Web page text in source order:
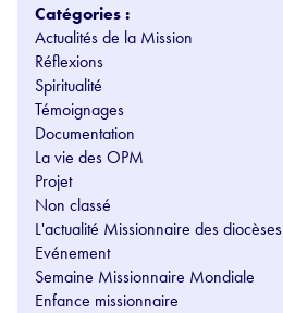
Catégories :
Actualités de la Mission
Réflexions
Spiritualité
Témoignages
Documentation
La vie des OPM
Projet
Non classé
L'actualité Missionnaire des diocèses
Evénement
Semaine Missionnaire Mondiale
Enfance missionnaire